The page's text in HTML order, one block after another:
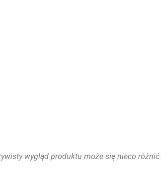
wygląd produktu może się nieco różnić.